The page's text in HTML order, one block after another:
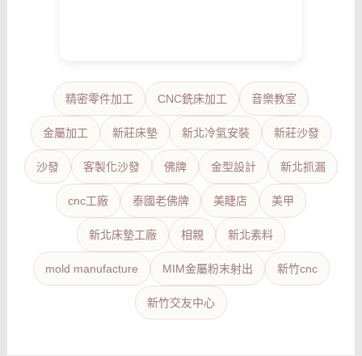
精密零件加工 CNC銑床加工 音樂教室
金屬加工 新莊床墊 新北冷氣安裝 新莊沙發
沙發 客製化沙發 佛牌 金型設計 新北抓漏
cnc工廠 泰國老佛牌 美睫店 美甲
新北床墊工廠 相親 新北素料
mold manufacture MIM金屬粉末射出 新竹cnc
新竹交友中心